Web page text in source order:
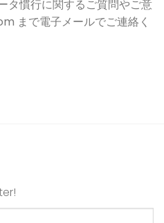
タ慣行に関するご質問やご意
まで電子メールでご連絡く